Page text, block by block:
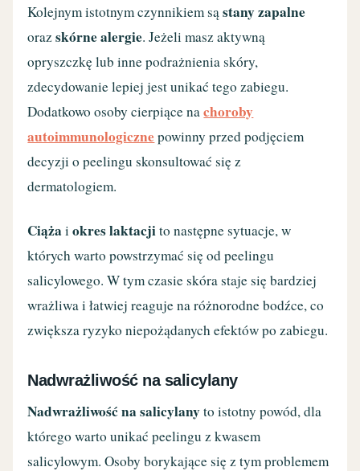
Kolejnym istotnym czynnikiem sąstany zapalne
orazskórne alergie. Jeżeli masz aktywną
opryszczkę lub inne podrażnienia skóry,
zdecydowanie lepiej jest unikać tego zabiegu.
Dodatkowo osoby cierpiące nachoroby
autoimmunologiczne powinny przed podjęciem
decyzji o peelingu skonsultować się z
dermatologiem.
Ciąża iokres laktacjito następne sytuacje, w
których warto powstrzymać się od peelingu
salicylowego. W tym czasie skóra staje się bardziej
wrażliwa i łatwiej reaguje na różnorodne bodźce, co
zwiększa ryzyko niepożądanych efektów po zabiegu.
Nadwrażliwość na salicylany
Nadwrażliwość na salicylanyto istotny powód, dla
którego warto unikać peelingu z kwasem
salicylowym. Osoby borykające się z tym problemem